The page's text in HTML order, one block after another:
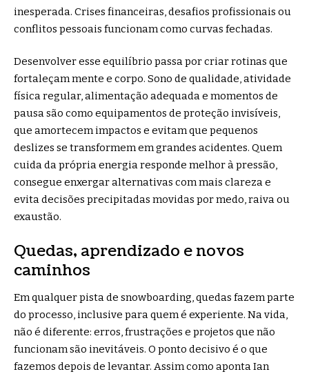
inesperada. Crises financeiras, desafios profissionais ou
conflitos pessoais funcionam como curvas fechadas.
Desenvolver esse equilíbrio passa por criar rotinas que
fortaleçam mente e corpo. Sono de qualidade, atividade
física regular, alimentação adequada e momentos de
pausa são como equipamentos de proteção invisíveis,
que amortecem impactos e evitam que pequenos
deslizes se transformem em grandes acidentes. Quem
cuida da própria energia responde melhor à pressão,
consegue enxergar alternativas com mais clareza e
evita decisões precipitadas movidas por medo, raiva ou
exaustão.
Quedas, aprendizado e novos
caminhos
Em qualquer pista de snowboarding, quedas fazem parte
do processo, inclusive para quem é experiente. Na vida,
não é diferente: erros, frustrações e projetos que não
funcionam são inevitáveis. O ponto decisivo é o que
fazemos depois de levantar. Assim como aponta Ian